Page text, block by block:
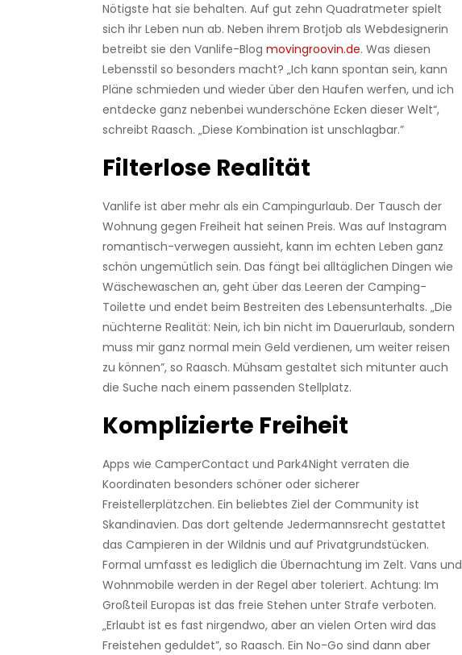
Nötigste hat sie behalten. Auf gut zehn Quadratmeter spielt
sich ihr Leben nun ab. Neben ihrem Brotjob als Webdesignerin
betreibt sie den Vanlife-Blog movingroovin.de. Was diesen
Lebensstil so besonders macht? „Ich kann spontan sein, kann
Pläne schmieden und wieder über den Haufen werfen, und ich
entdecke ganz nebenbei wunderschöne Ecken dieser Welt“,
schreibt Raasch. „Diese Kombination ist unschlagbar.”
Filterlose Realität
Vanlife ist aber mehr als ein Camping­urlaub. Der Tausch der
Wohnung gegen Freiheit hat seinen Preis. Was auf Instagram
romantisch-verwegen aussieht, kann im echten Leben ganz
schön ungemütlich sein. Das fängt bei alltäglichen Dingen wie
Wäschewaschen an, geht über das Leeren der Camping-
Toilette und endet beim Bestreiten des Lebensunterhalts. „Die
nüchterne Realität: Nein, ich bin nicht im Dauerurlaub, sondern
muss mir ganz normal mein Geld verdienen, um weiter reisen
zu können”, so Raasch. Mühsam gestaltet sich mitunter auch
die Suche nach einem passenden Stellplatz.
Komplizierte Freiheit
Apps wie CamperContact und Park4Night verraten die
Koordinaten besonders schöner oder sicherer
Freistellerplätzchen. Ein beliebtes Ziel der Community ist
Skandinavien. Das dort geltende Jedermannsrecht gestattet
das Campieren in der Wildnis und auf Privatgrundstücken.
Formal umfasst es lediglich die Übernachtung im Zelt. Vans und
Wohnmo­bile werden in der Regel aber toleriert. Achtung: Im
Großteil Europas ist das freie Stehen unter Strafe verboten.
„Erlaubt ist es fast nirgendwo, aber an vielen Orten wird das
Freistehen geduldet”, so Raasch. Ein No-Go sind dann aber